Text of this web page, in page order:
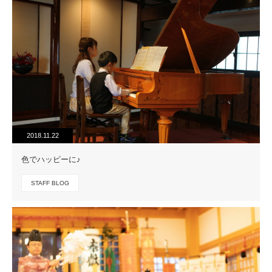
2018.11.22
色でハッピーに♪
STAFF BLOG